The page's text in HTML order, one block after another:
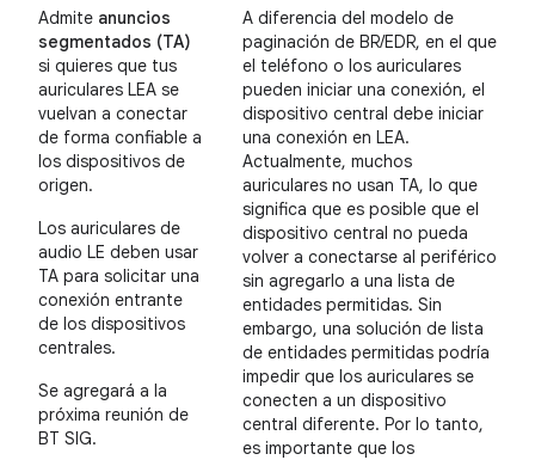
Admite anuncios
segmentados (TA)
si quieres que tus
auriculares LEA se
vuelvan a conectar
de forma confiable a
los dispositivos de
origen.
Los auriculares de
audio LE deben usar
TA para solicitar una
conexión entrante
de los dispositivos
centrales.
Se agregará a la
próxima reunión de
BT SIG.
A diferencia del modelo de
paginación de BR/EDR, en el que
el teléfono o los auriculares
pueden iniciar una conexión, el
dispositivo central debe iniciar
una conexión en LEA.
Actualmente, muchos
auriculares no usan TA, lo que
significa que es posible que el
dispositivo central no pueda
volver a conectarse al periférico
sin agregarlo a una lista de
entidades permitidas. Sin
embargo, una solución de lista
de entidades permitidas podría
impedir que los auriculares se
conecten a un dispositivo
central diferente. Por lo tanto,
es importante que los